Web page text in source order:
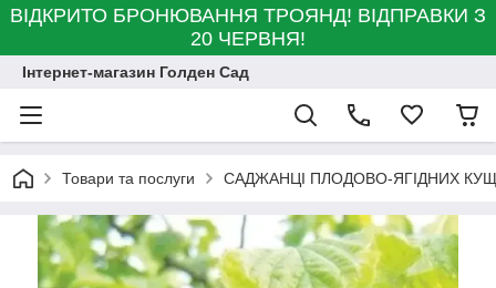
ВІДКРИТО БРОНЮВАННЯ ТРОЯНД! ВІДПРАВКИ З
20 ЧЕРВНЯ!
Інтернет-магазин Голден Сад
Товари та послуги САДЖАНЦІ ПЛОДОВО-ЯГІДНИХ